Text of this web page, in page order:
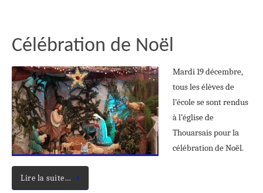
Célébration de Noël
Mardi 19 décembre,
tous les élèves de
l’école se sont rendus
à l’église de
Thouarsais pour la
célébration de Noël.
Lire la suite…